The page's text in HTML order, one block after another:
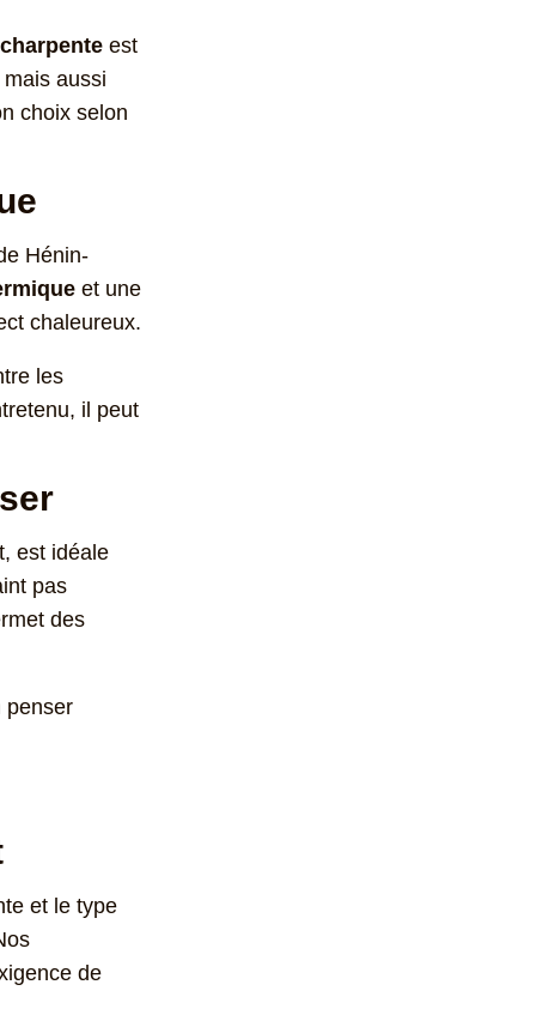
charpenteest
aussi
choix selon
Hénin-
et une
chaleureux.
les
il peut
est idéale
pas
des
penser
et le type
de